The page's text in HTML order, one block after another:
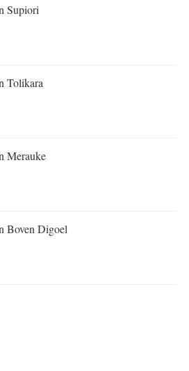
Supiori
Tolikara
Merauke
Boven Digoel